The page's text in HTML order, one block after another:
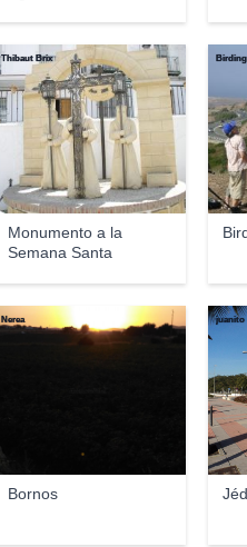
Monumento a la
Semana Santa
Thibaut Brix
Bornos
Nerea juanito